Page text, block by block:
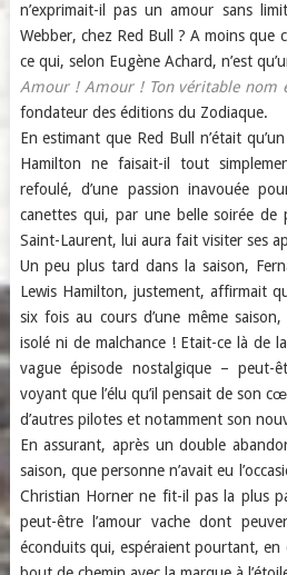
n’exprimait-il pas un amour sans
Webber, chez Red Bull ? A moins que
ce qui, selon Eugène Achard, n’est
Amour ! Amour ! Ton véritable nom
fondateur des éditions du Zodiaque.
En estimant que Red Bull n’était
Hamilton ne faisait-il tout
refoulé, d’une passion inavouée
canettes qui, par une belle soirée de
Saint-Laurent, lui aura fait visiter ses
Un peu plus tard dans la saison,
Lewis Hamilton, justement, affirmait
six fois au cours d’une même
isolé ni de malchance ! Etait-ce là de
vague épisode nostalgique – peut-
voyant que l’élu qu’il pensait de son
d’autres pilotes et notamment son
En assurant, après un double
saison, que personne n’avait eu
Christian Horner ne fit-il pas la plus
peut-être l’amour vache dont
éconduits qui, espéraient pourtant, en